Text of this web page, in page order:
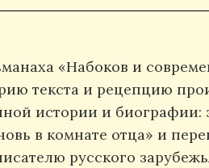
«Набоков и
текста и рецепцию
истории и
в комнате отца» и
русского